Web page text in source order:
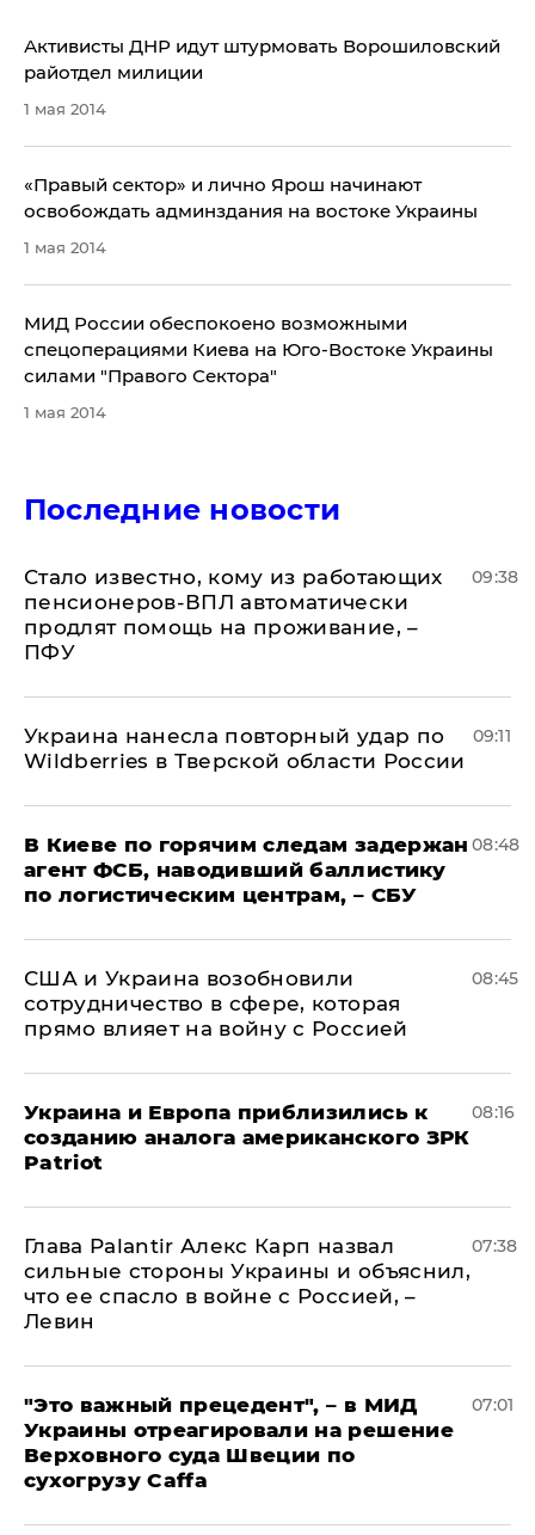
​Активисты ДНР идут штурмовать Ворошиловский
райотдел милиции
1 мая 2014
«Правый сектор» и лично Ярош начинают
освобождать админздания на востоке Украины
1 мая 2014
МИД России обеспокоено возможными
спецоперациями Киева на Юго-Востоке Украины
силами "Правого Сектора"
1 мая 2014
Последние новости
Стало известно, кому из работающих
пенсионеров-ВПЛ автоматически
продлят помощь на проживание, –
ПФУ
09:38
Украина нанесла повторный удар по
Wildberries в Тверской области России
09:11
В Киеве по горячим следам задержан
агент ФСБ, наводивший баллистику
по логистическим центрам, – СБУ
08:48
США и Украина возобновили
сотрудничество в сфере, которая
прямо влияет на войну с Россией
08:45
Украина и Европа приблизились к
созданию аналога американского ЗРК
Patriot
08:16
Глава Palantir Алекс Карп назвал
сильные стороны Украины и объяснил,
что ее спасло в войне с Россией, –
Левин
07:38
"Это важный прецедент", – в МИД
Украины отреагировали на решение
Верховного суда Швеции по
сухогрузу Caffa
07:01